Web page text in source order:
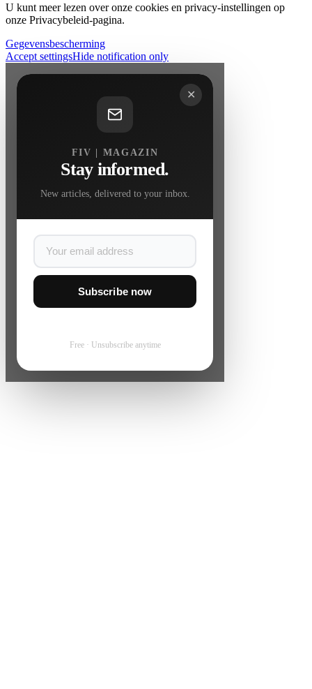
U kunt meer lezen over onze cookies en privacy-instellingen op
onze Privacybeleid-pagina.
Gegevensbescherming
Accept settingsHide notification only
✕
FIV | MAGAZIN
Stay informed.
New articles, delivered to your inbox.
Subscribe now
Free · Unsubscribe anytime